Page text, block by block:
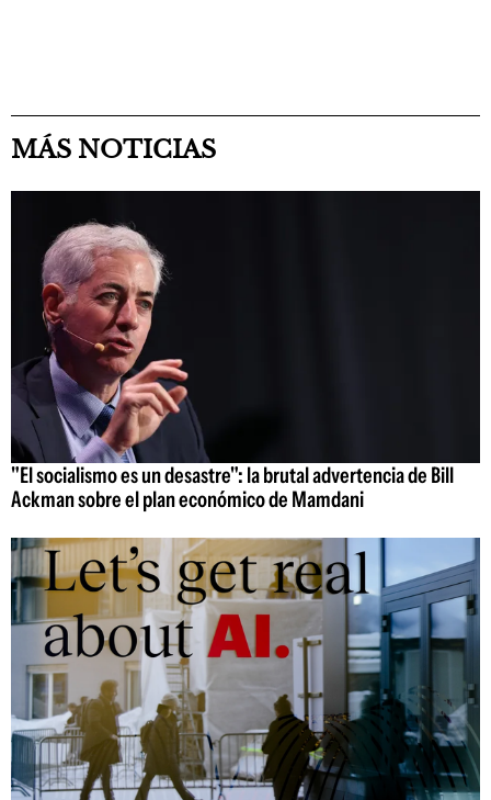
MÁS NOTICIAS
"El socialismo es un desastre": la brutal advertencia de Bill
Ackman sobre el plan económico de Mamdani